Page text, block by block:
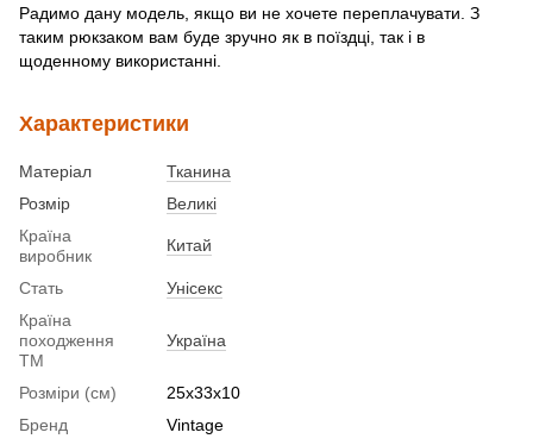
Радимо дану модель, якщо ви не хочете переплачувати. З
таким рюкзаком вам буде зручно як в поїздці, так і в
щоденному використанні.
Характеристики
Матеріал
Тканина
Розмір
Великі
Країна
виробник
Китай
Стать
Унісекс
Країна
походження
ТМ
Україна
Розміри (см)
25x33x10
Бренд
Vintage